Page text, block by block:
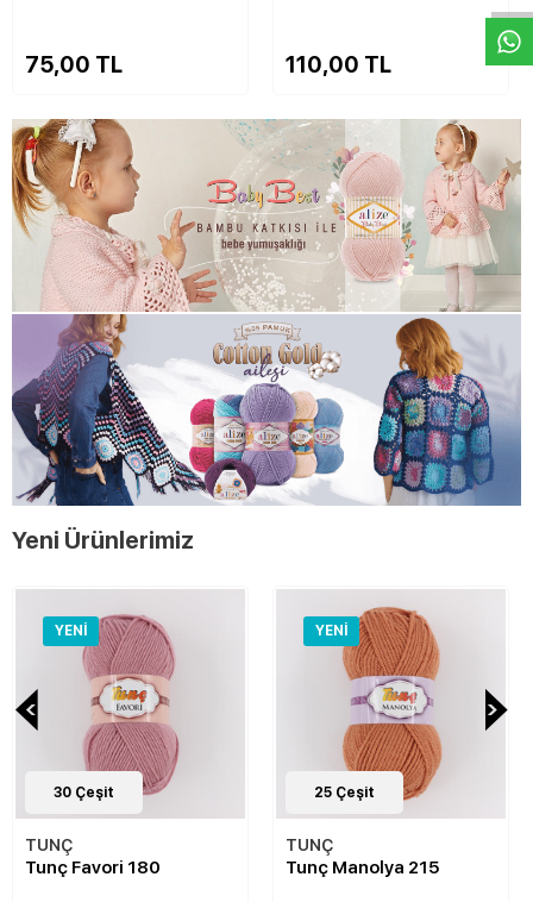
75,00 TL 110,00 TL
Yeni Ürünlerimiz
YENI
30 Çeşit
TUNÇ
Tunç Favori 180
YENI
25 Çeşit
TUNÇ
Tunç Manolya 215